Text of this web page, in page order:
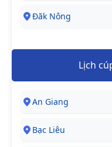
Đăk Nông
Lịch
An Giang
Bạc Liêu